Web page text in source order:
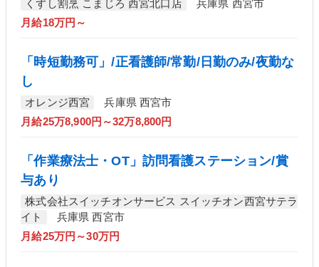
くずし割烹 こまじろ 西宮北口店
兵庫県 西宮市
月給18万円～
「時短勤務可」/正看護師/常勤/日勤のみ/夜勤な
し
オレンジ西宮
兵庫県 西宮市
月給25万8,900円～32万8,800円
「作業療法士・OT」訪問看護ステーション/賞
与あり
株式会社スイッチオンサービス スイッチオン西宮サテラ
イト
兵庫県 西宮市
月給25万円～30万円